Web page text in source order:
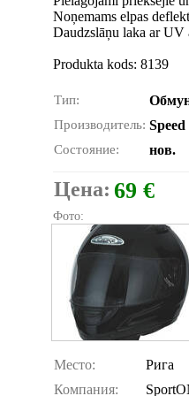
Noņemams elpas
Daudzslāņu laka ar UV
Produkta kods: 8139
Тип:
Производитель: Speed
Состояние: нов.
Цена: 69 €
Фото:
Место:
Рига
Компания: